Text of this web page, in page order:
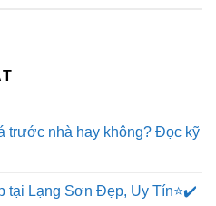
trước nhà hay không? Đọc kỹ
tại Lạng Sơn Đẹp, Uy Tín⭐️✔️